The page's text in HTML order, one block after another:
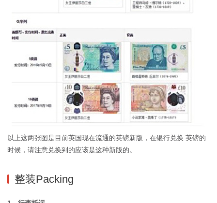
以上这两张图是目前英国现在流通的英镑新版，在银行兑换 英镑的
时候，请注意兑换到的应该是这种新版的。
整装Packing